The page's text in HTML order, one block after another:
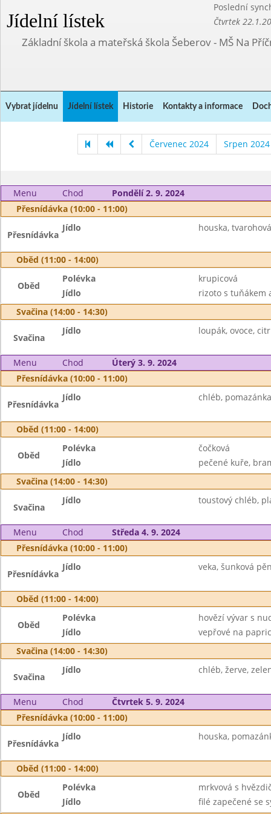
Jídelní lístek
Poslední
Čtvrtek
Základní škola a mateřská škola Šeberov - MŠ Na
Vybrat jídelnu Jídelní lístek Historie Kontakty a informace
Červenec 2024 Srpen 2024
Menu Chod
Pondělí 2. 9. 2024
Přesnídávka (10:00 - 11:00)
Přesnídávka
Jídlo houska,
Oběd (11:00 - 14:00)
Oběd
Polévka
krupicová
Jídlo
rizoto s tuňákem
Svačina (14:00 - 14:30)
Svačina
Jídlo loupák, ovoce,
Menu Chod
Úterý 3. 9. 2024
Přesnídávka (10:00 - 11:00)
Přesnídávka
Jídlo chléb,
Oběd (11:00 - 14:00)
Oběd
Polévka
čočková
Jídlo
pečené kuře,
Svačina (14:00 - 14:30)
Svačina
Jídlo toustový chléb,
Menu Chod
Středa 4. 9. 2024
Přesnídávka (10:00 - 11:00)
Přesnídávka
Jídlo veka, šunková
Oběd (11:00 - 14:00)
Oběd
Polévka
hovězí vývar s
Jídlo
vepřové na
Svačina (14:00 - 14:30)
Svačina
Jídlo chléb, žerve,
Menu Chod
Čtvrtek 5. 9. 2024
Přesnídávka (10:00 - 11:00)
Přesnídávka
Jídlo houska,
Oběd (11:00 - 14:00)
Oběd
Polévka
mrkvová s
Jídlo
filé zapečené se